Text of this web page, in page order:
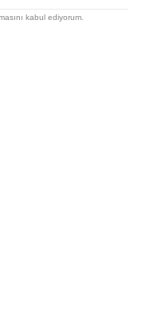
kabul ediyorum.